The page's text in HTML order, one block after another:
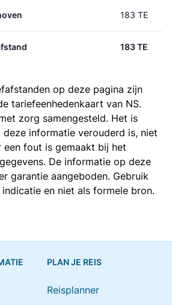
183 TE
183 TE
op deze pagina zijn
tariefeenhedenkaart van NS.
zorg samengesteld. Het is
informatie verouderd is, niet
fout is gemaakt bij het
De informatie op deze
garantie aangeboden. Gebruik
en niet als formele bron.
PLAN JE REIS
Reisplanner